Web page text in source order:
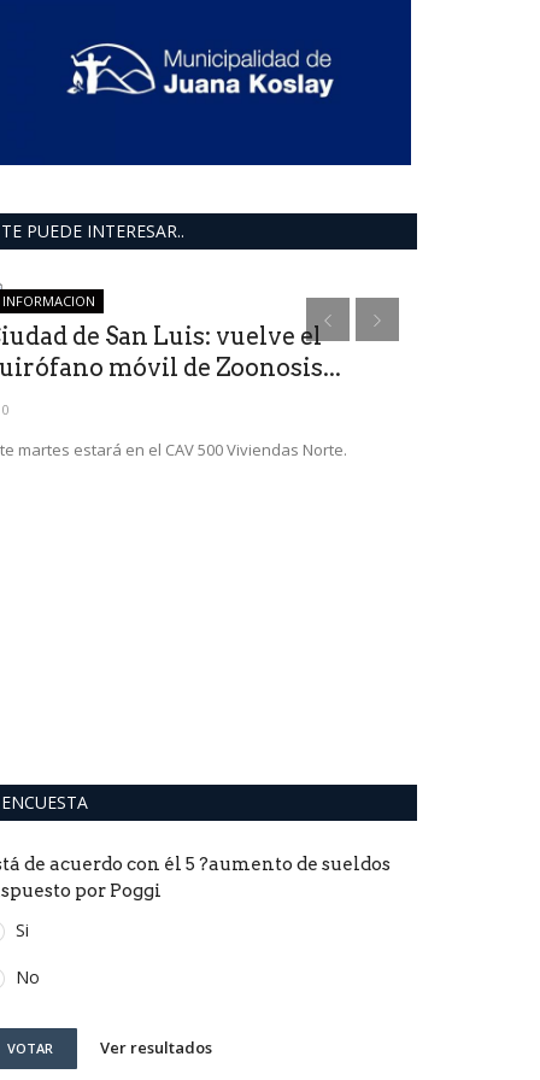
TE PUEDE INTERESAR..
INFORMACION
de San Luis: vuelve el
móvil de Zoonosis...
0
martes estará en el CAV 500 Viviendas Norte.
ENCUESTA
de acuerdo con él 5 ?aumento de sueldos
por Poggi
Si
No
VOTAR Ver resultados